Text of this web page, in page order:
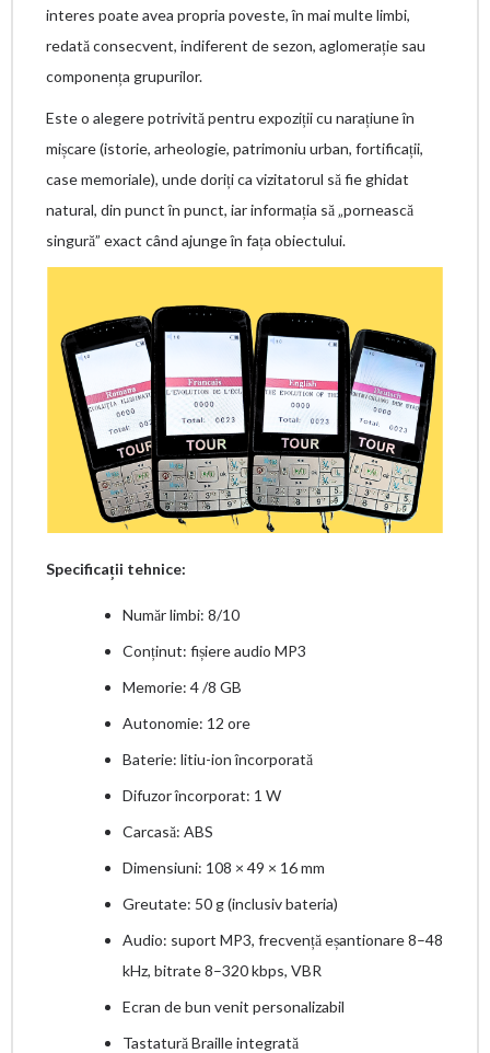
interes poate avea propria poveste, în mai multe limbi,
redată consecvent, indiferent de sezon, aglomerație sau
componența grupurilor.
Este o alegere potrivită pentru expoziții cu narațiune în
mișcare (istorie, arheologie, patrimoniu urban, fortificații,
case memoriale), unde doriți ca vizitatorul să fie ghidat
natural, din punct în punct, iar informația să „pornească
singură” exact când ajunge în fața obiectului.
Specificații tehnice:
Număr limbi: 8/10
Conținut: fișiere audio MP3
Memorie: 4 /8 GB
Autonomie: 12 ore
Baterie: litiu-ion încorporată
Difuzor încorporat: 1 W
Carcasă: ABS
Dimensiuni: 108 × 49 × 16 mm
Greutate: 50 g (inclusiv bateria)
Audio: suport MP3, frecvență eșantionare 8–48
kHz, bitrate 8–320 kbps, VBR
Ecran de bun venit personalizabil
Tastatură Braille integrată